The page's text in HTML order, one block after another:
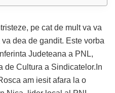
pe cat de mult va va
dea de gandit. Este vorba
Judeteana a PNL,
de Cultura a Sindicatelor.In
am iesit afara la o